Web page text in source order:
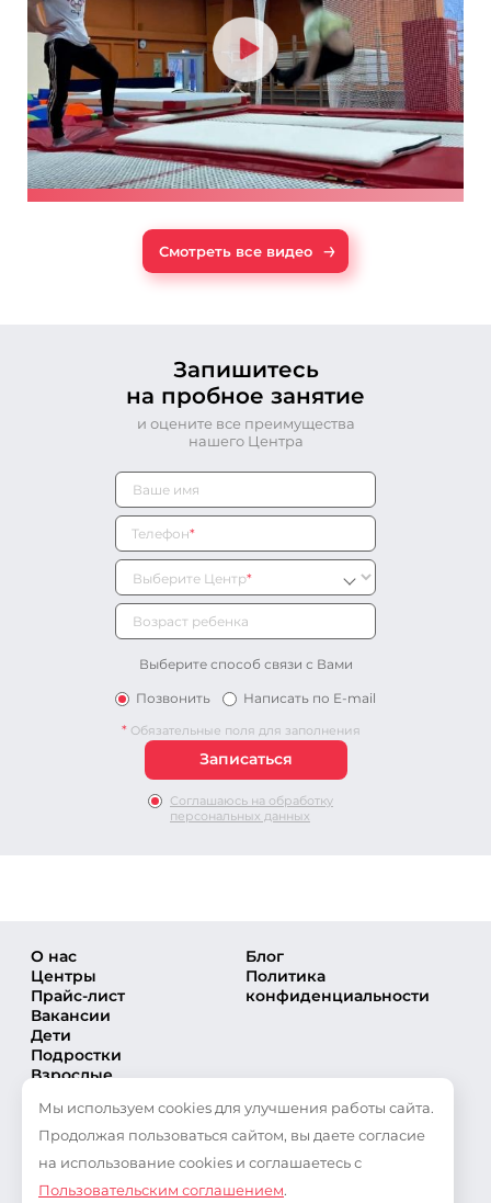
Смотреть все видео →
Запишитесь
на пробное занятие
и оцените все преимущества
нашего Центра
Телефон*
Выберите Центр*
Выберите способ связи с Вами
Позвонить
Написать по E-mail
* Обязательные поля для заполнения
Соглашаюсь на обработку
персональных данных
О нас
Центры
Прайс-лист
Вакансии
Дети
Подростки
Взрослые
Секции
Тренеры
Частые вопросы
Новости
Блог
Политика
конфиденциальности
Мы используем cookies для улучшения работы сайта.
Продолжая пользоваться сайтом, вы даете согласие
на использование cookies и соглашаетесь с
Пользовательским соглашением.